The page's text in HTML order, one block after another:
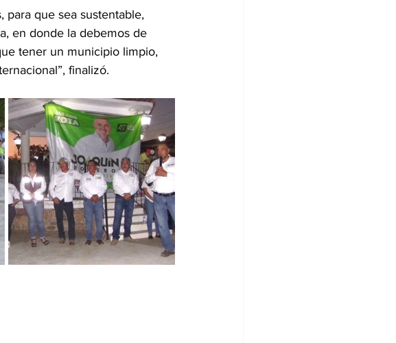
para que sea sustentable,
en donde la debemos de
tener un municipio limpio,
finalizó.